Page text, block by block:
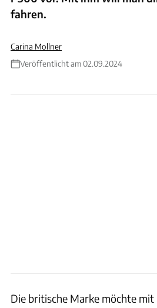
fahren.
Carina Mollner
Veröffentlicht am 02.09.2024
Die britische Marke möchte mit